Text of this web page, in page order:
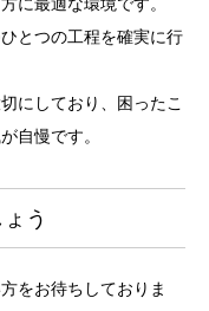
とつの工程を確実に行
にしており、困ったこ
自慢です。
う
をお待ちしておりま